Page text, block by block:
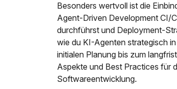
Besonders wertvoll ist die
Agent-Driven Development CI/
durchführst und Deployment-
wie du KI-Agenten strategisch
initialen Planung bis zum
Aspekte und Best Practices für
Softwareentwicklung.